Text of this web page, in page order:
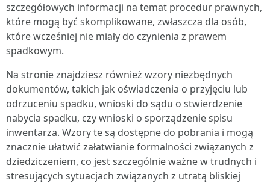
szczegółowych informacji na temat procedur prawnych,
które mogą być skomplikowane, zwłaszcza dla osób,
które wcześniej nie miały do czynienia z prawem
spadkowym.
Na stronie znajdziesz również wzory niezbędnych
dokumentów, takich jak oświadczenia o przyjęciu lub
odrzuceniu spadku, wnioski do sądu o stwierdzenie
nabycia spadku, czy wnioski o sporządzenie spisu
inwentarza. Wzory te są dostępne do pobrania i mogą
znacznie ułatwić załatwianie formalności związanych z
dziedziczeniem, co jest szczególnie ważne w trudnych i
stresujących sytuacjach związanych z utratą bliskiej